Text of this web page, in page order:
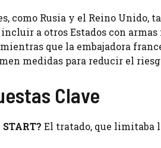
como Rusia y el Reino Unido,
a otros Estados con
que la embajadora
medidas para reducir el
Clave
El tratado, que limitaba